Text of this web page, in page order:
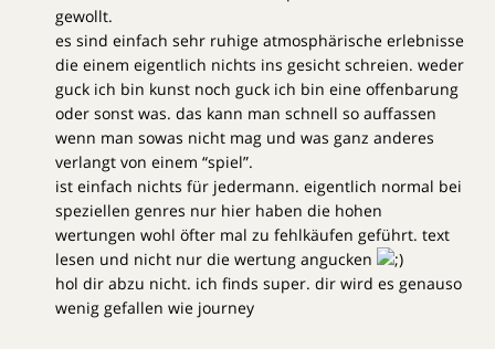
gewollt.
es sind einfach sehr ruhige atmosphärische erlebnisse
die einem eigentlich nichts ins gesicht schreien. weder
guck ich bin kunst noch guck ich bin eine offenbarung
oder sonst was. das kann man schnell so auffassen
wenn man sowas nicht mag und was ganz anderes
verlangt von einem “spiel”.
ist einfach nichts für jedermann. eigentlich normal bei
speziellen genres nur hier haben die hohen
wertungen wohl öfter mal zu fehlkäufen geführt. text
lesen und nicht nur die wertung angucken
hol dir abzu nicht. ich finds super. dir wird es genauso
wenig gefallen wie journey